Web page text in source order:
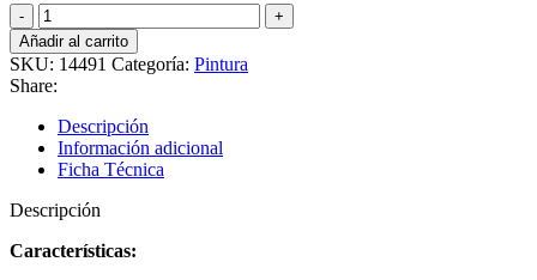
Cepillo
para
pintor
-
Truper
14491
cantidad
Añadir al carrito
SKU: 14491 Categoría: Pintura
Share:
Descripción
Información adicional
Ficha Técnica
Descripción
Características: